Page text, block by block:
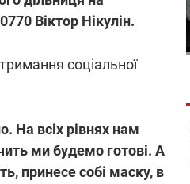
Віктор Нікулін.
соціальної
На всіх рівнях нам
ми будемо готові. А
принесе собі маску, в